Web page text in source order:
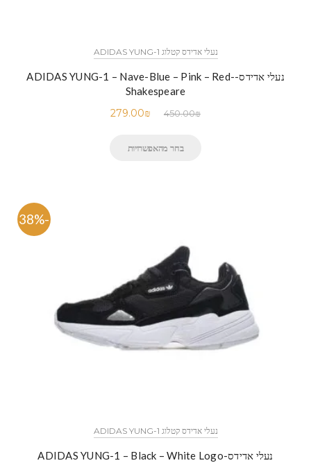
נעלי אדידס קטלוג ADIDAS YUNG-1
נעלי אדידס-ADIDAS YUNG-1 – Nave-Blue – Pink – Red-
Shakespeare
450.00₪
279.00₪
בחר מהאפשרויות
-38%
נעלי אדידס קטלוג ADIDAS YUNG-1
נעלי אדידס-ADIDAS YUNG-1 – Black – White Logo